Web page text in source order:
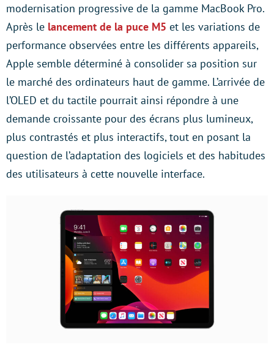
modernisation progressive de la gamme MacBook Pro.
Après le lancement de la puce M5 et les variations de
performance observées entre les différents appareils,
Apple semble déterminé à consolider sa position sur
le marché des ordinateurs haut de gamme. L’arrivée de
l’OLED et du tactile pourrait ainsi répondre à une
demande croissante pour des écrans plus lumineux,
plus contrastés et plus interactifs, tout en posant la
question de l’adaptation des logiciels et des habitudes
des utilisateurs à cette nouvelle interface.